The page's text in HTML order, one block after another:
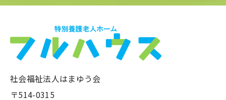
社会福祉法人はまゆう会
〒514-0315